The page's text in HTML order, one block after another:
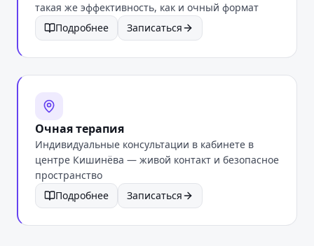
такая же эффективность, как и очный формат
Подробнее
Записаться
Очная терапия
Индивидуальные консультации в кабинете в
центре Кишинёва — живой контакт и безопасное
пространство
Подробнее
Записаться